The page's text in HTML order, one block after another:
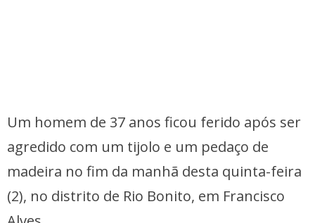
Um homem de 37 anos ficou ferido após ser
agredido com um tijolo e um pedaço de
madeira no fim da manhã desta quinta-feira
(2), no distrito de Rio Bonito, em Francisco